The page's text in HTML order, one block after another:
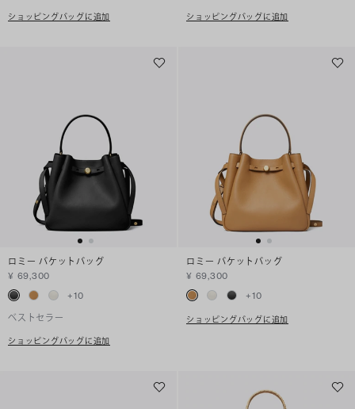
ショッピングバッグに追加 ショッピングバッグに追加
ロミー バケットバッグ
¥ 69,300
+10
ベストセラー
ショッピングバッグに追加
ロミー バケットバッグ
¥ 69,300
+10
ショッピングバッグに追加